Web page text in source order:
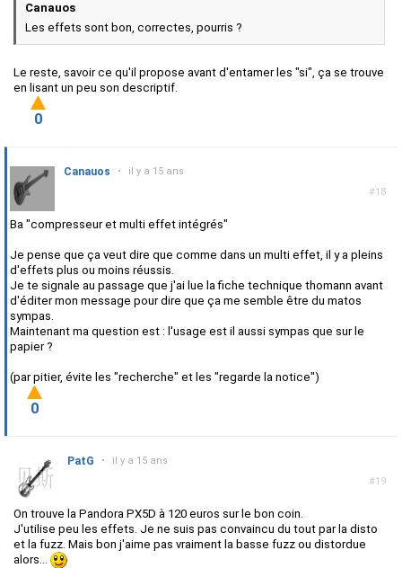
Canauos
Les effets sont bon, correctes, pourris ?
Le reste, savoir ce qu'il propose avant d'entamer les "si", ça se trouve
en lisant un peu son descriptif.
0
#18
Canauos • il y a 15 ans
Ba "compresseur et multi effet intégrés"
Je pense que ça veut dire que comme dans un multi effet, il y a pleins
d'effets plus ou moins réussis.
Je te signale au passage que j'ai lue la fiche technique thomann avant
d'éditer mon message pour dire que ça me semble être du matos
sympas.
Maintenant ma question est : l'usage est il aussi sympas que sur le
papier ?
(par pitier, évite les "recherche" et les "regarde la notice")
0
#19
PatG • il y a 15 ans
On trouve la Pandora PX5D à 120 euros sur le bon coin.
J'utilise peu les effets. Je ne suis pas convaincu du tout par la disto
et la fuzz. Mais bon j'aime pas vraiment la basse fuzz ou distordue
alors...